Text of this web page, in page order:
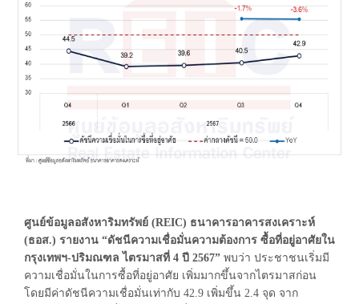
ศูนย์ข้อมูลอสังหาริมทรัพย์ (REIC) ธนาคารอาคารสงเคราะห์
(ธอส.) รายงาน “ดัชนีความเชื่อมั่นความต้องการ ซื้อที่อยู่อาศัยใน
กรุงเทพฯ-ปริมณฑล ไตรมาสที่ 4 ปี 2567” พบว่า ประชาชนเริ่มมี
ความเชื่อมั่นในการซื้อที่อยู่อาศัย เพิ่มมากขึ้นจากไตรมาสก่อน
โดยมีค่าดัชนีความเชื่อมั่นเท่ากับ 42.9 เพิ่มขึ้น 2.4 จุด จาก